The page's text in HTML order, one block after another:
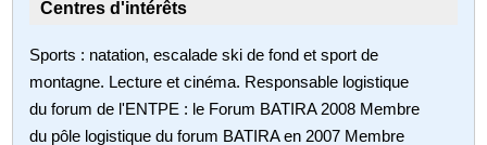
Centres d'intérêts
Sports : natation, escalade ski de fond et sport de
montagne. Lecture et cinéma. Responsable logistique
du forum de l'ENTPE : le Forum BATIRA 2008 Membre
du pôle logistique du forum BATIRA en 2007 Membre